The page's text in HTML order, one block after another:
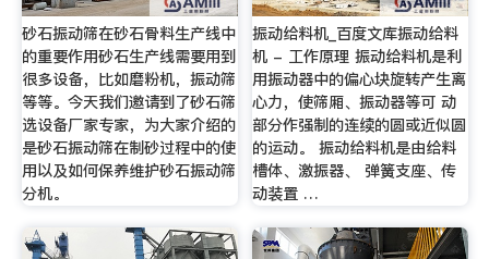
砂石振动筛在砂石骨料生产线中
的重要作用砂石生产线需要用到
很多设备，比如磨粉机，振动筛
等等。今天我们邀请到了砂石筛
选设备厂家专家，为大家介绍的
是砂石振动筛在制砂过程中的使
用以及如何保养维护砂石振动筛
分机。
振动给料机_百度文库振动给料
机 - 工作原理 振动给料机是利
用振动器中的偏心块旋转产生离
心力，使筛厢、振动器等可 动
部分作强制的连续的圆或近似圆
的运动。 振动给料机是由给料
槽体、激振器、 弹簧支座、传
动装置 …